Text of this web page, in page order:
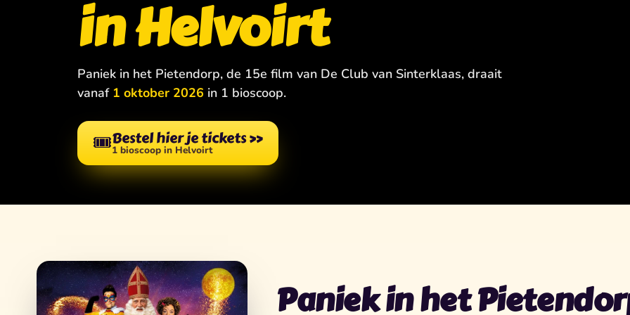
in Helvoirt
Paniek in het Pietendorp, de 15e film van De Club van Sinterklaas, draait
vanaf 1 oktober 2026 in 1 bioscoop.
🎟️Bestel hier je tickets»
1 bioscoop in Helvoirt
Paniek in het